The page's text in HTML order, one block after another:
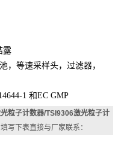
露
，等速采样头，过滤器，
1和EC GMP
粒子计数器/TSI9306激光粒子计
写下表直接与厂家联系：